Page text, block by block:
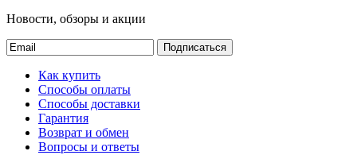
Новости, обзоры и акции
Подписаться
Как купить
Способы оплаты
Способы доставки
Гарантия
Возврат и обмен
Вопросы и ответы